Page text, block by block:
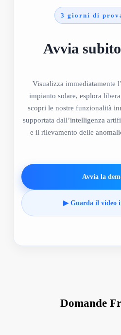
3 giorni di
Avvia
Visualizza immediatamente
impianto solare, esplora
scopri le nostre funzionalità
supportata dall’intelligenza
e il rilevamento delle
Avvia la
▶ Guarda il video
Domande